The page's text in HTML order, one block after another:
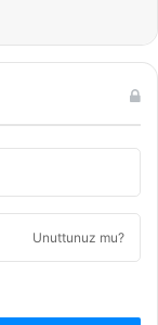
Unuttunuz mu?